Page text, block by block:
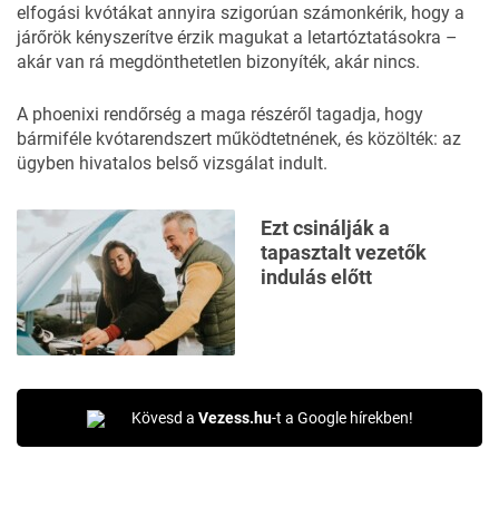
elfogási kvótákat annyira szigorúan számonkérik, hogy a
járőrök kényszerítve érzik magukat a letartóztatásokra –
akár van rá megdönthetetlen bizonyíték, akár nincs.
A phoenixi rendőrség a maga részéről tagadja, hogy
bármiféle kvótarendszert működtetnének, és közölték: az
ügyben hivatalos belső vizsgálat indult.
Ezt csinálják a
tapasztalt vezetők
indulás előtt
Kövesd a Vezess.hu-t a Google hírekben!